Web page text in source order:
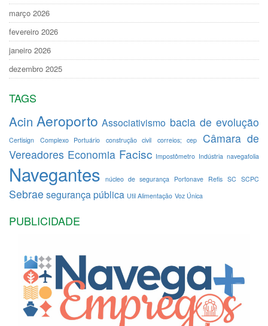
março 2026
fevereiro 2026
janeiro 2026
dezembro 2025
TAGS
Acin Aeroporto Associativismo bacia de evolução
Certisign Complexo Portuário construção civil correios; cep
Câmara de
Vereadores Economia Facisc Impostômetro Indústria navegafolia
Navegantes núcleo de segurança Portonave Refis SC SCPC
Sebrae segurança pública Util Alimentação Voz Única
PUBLICIDADE